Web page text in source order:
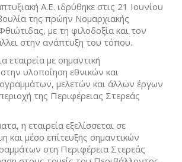
Α.Ε. ιδρύθηκε στις 21 Ιουνίου
της πρώην Νομαρχιακής
με τη φιλοδοξία και τον
στην ανάπτυξη του τόπου.
εταιρεία με σημαντική
υλοποίηση εθνικών και
μελετών και άλλων έργων
της Περιφέρειας Στερεάς
η εταιρεία εξελίσσεται σε
και μέσο επίτευξης σημαντικών
στη Περιφέρεια Στερεάς